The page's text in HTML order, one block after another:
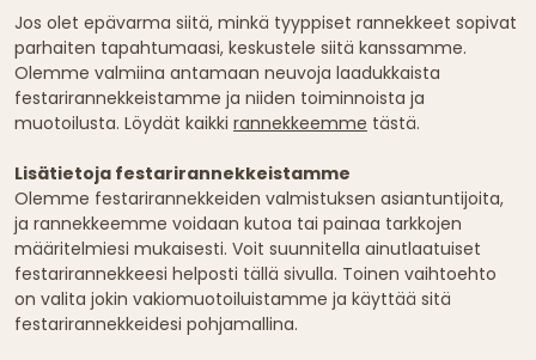
Jos olet epävarma siitä, minkä tyyppiset rannekkeet sopivat
parhaiten tapahtumaasi, keskustele siitä kanssamme.
Olemme valmiina antamaan neuvoja laadukkaista
festarirannekkeistamme ja niiden toiminnoista ja
muotoilusta. Löydät kaikki rannekkeemme tästä.
Lisätietoja festarirannekkeistamme
Olemme festarirannekkeiden valmistuksen asiantuntijoita,
ja rannekkeemme voidaan kutoa tai painaa tarkkojen
määritelmiesi mukaisesti. Voit suunnitella ainutlaatuiset
festarirannekkeesi helposti tällä sivulla. Toinen vaihtoehto
on valita jokin vakiomuotoiluistamme ja käyttää sitä
festarirannekkeidesi pohjamallina.